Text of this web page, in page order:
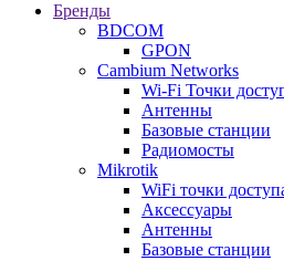
Бренды
BDCOM
GPON
Cambium Networks
Wi-Fi Точки
Антенны
Базовые станции
Радиомосты
Mikrotik
WiFi точки
Аксессуары
Антенны
Базовые станции